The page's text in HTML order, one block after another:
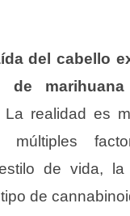
del cabello
de
La realidad es
múltiples
de vida, la
de